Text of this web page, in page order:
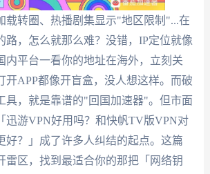
载转圈、热播剧集显示"地区限制"...在
路，怎么就那么难？没错，IP定位就像
内平台一看你的地址在海外，立刻关
开APP都像开盲盒，没人想这样。而破
具，就是靠谱的"回国加速器"。但市面
迅游VPN好用吗？和快帆TV版VPN对
好？」成了许多人纠结的起点。这篇
雷区，找到最适合你的那把「网络钥